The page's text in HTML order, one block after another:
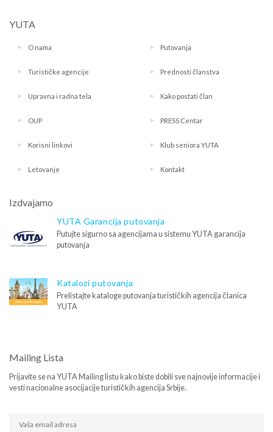
YUTA
O nama Putovanja
Turističke agencije Prednosti članstva
Upravna i radna tela Kako postati član
OUP PRESS Centar
Korisni linkovi Klub seniora YUTA
Letovanje Kontakt
Izdvajamo
YUTA Garancija putovanja
Putujte sigurno sa agencijama u sistemu YUTA garancija
putovanja
Katalozi putovanja
Prelistajte kataloge putovanja turističkih agencija članica
YUTA
Mailing Lista
Prijavite se na YUTA Mailing listu kako biste dobili sve najnovije informacije i
vesti nacionalne asocijacije turističkih agencija Srbije.